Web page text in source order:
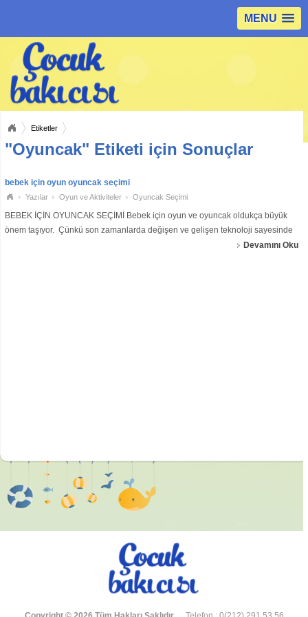
MENU
Etiketler
"Oyuncak" Etiketi için Sonuçlar
bebek için oyun oyuncak seçimi
Yazılar Oyun ve Aktiviteler Oyuncak Seçimi
BEBEK İÇİN OYUNCAK SEÇİMİ Bebek için oyun ve oyuncak oldukça büyük
önem taşıyor. Çünkü son zamanlarda değişen ve gelişen teknoloji sayesinde
birçok farklı oyuncak üretilmiştir. Fakat bu oyuncaklar fiziksel zihinselDevamını Oku